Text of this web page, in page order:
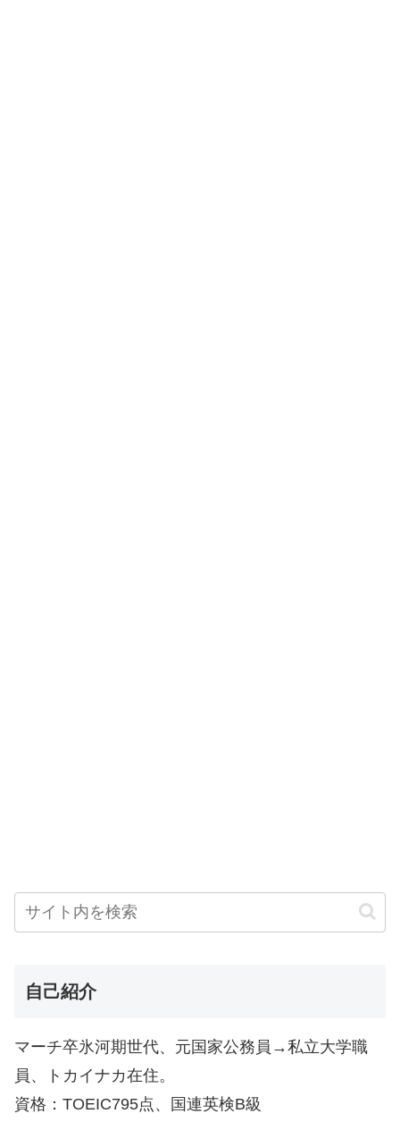
自己紹介
マーチ卒氷河期世代、元国家公務員→私立大学職
員、トカイナカ在住。
資格：TOEIC795点、国連英検B級